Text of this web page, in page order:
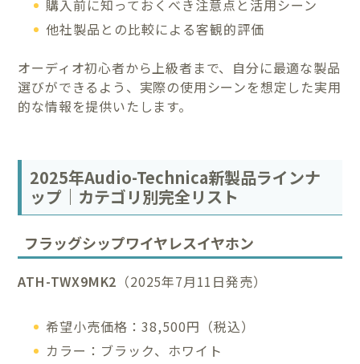
購入前に知っておくべき注意点と活用シーン
他社製品との比較による客観的評価
オーディオ初心者から上級者まで、自分に最適な製品
選びができるよう、実際の使用シーンを想定した実用
的な情報を提供いたします。
2025年Audio-Technica新製品ラインナ
ップ｜カテゴリ別完全リスト
フラッグシップワイヤレスイヤホン
ATH-TWX9MK2 （2025年7月11日発売）
希望小売価格：38,500円（税込）
カラー：ブラック、ホワイト